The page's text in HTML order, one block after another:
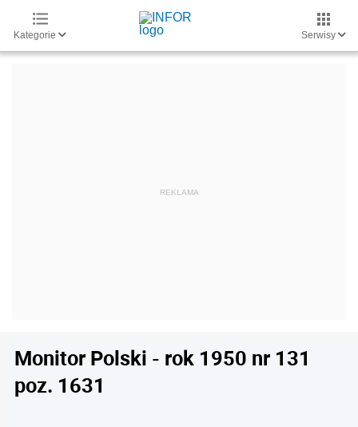
Kategorie Serwisy
Monitor Polski - rok 1950 nr 131
poz. 1631